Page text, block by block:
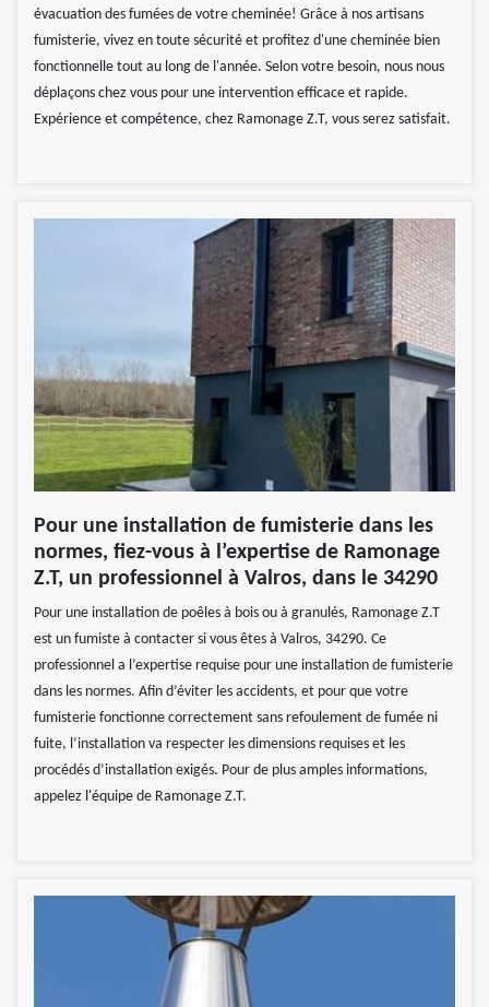
évacuation des fumées de votre cheminée! Grâce à nos artisans
fumisterie, vivez en toute sécurité et profitez d'une cheminée bien
fonctionnelle tout au long de l'année. Selon votre besoin, nous nous
déplaçons chez vous pour une intervention efficace et rapide.
Expérience et compétence, chez Ramonage Z.T, vous serez satisfait.
Pour une installation de fumisterie dans les
normes, fiez-vous à l’expertise de Ramonage
Z.T, un professionnel à Valros, dans le 34290
Pour une installation de poêles à bois ou à granulés, Ramonage Z.T
est un fumiste à contacter si vous êtes à Valros, 34290. Ce
professionnel a l’expertise requise pour une installation de fumisterie
dans les normes. Afin d’éviter les accidents, et pour que votre
fumisterie fonctionne correctement sans refoulement de fumée ni
fuite, l’installation va respecter les dimensions requises et les
procédés d’installation exigés. Pour de plus amples informations,
appelez l'équipe de Ramonage Z.T.